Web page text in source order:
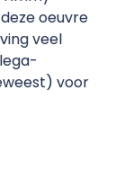
oeuvre
veel
voor